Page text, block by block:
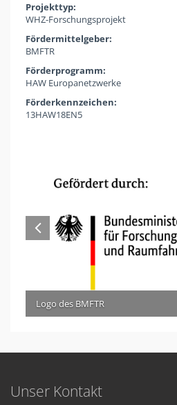
Projekttyp:
WHZ-Forschungsprojekt
Fördermittelgeber:
BMFTR
Förderprogramm:
HAW Europanetzwerke
Förderkennzeichen:
13HAW18EN5
Logo des BMFTR
Unser Kontakt